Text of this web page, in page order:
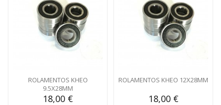
ROLAMENTOS KHEO
9.5X28MM
18,00 €
ROLAMENTOS KHEO 12X28MM
18,00 €